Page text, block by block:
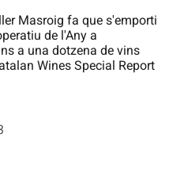
Masroig fa que s'emporti
de l'Any a
a una dotzena de vins
Wines Special Report